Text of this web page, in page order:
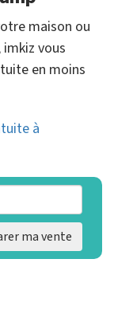
maison ou
vous
en moins
à
ma vente